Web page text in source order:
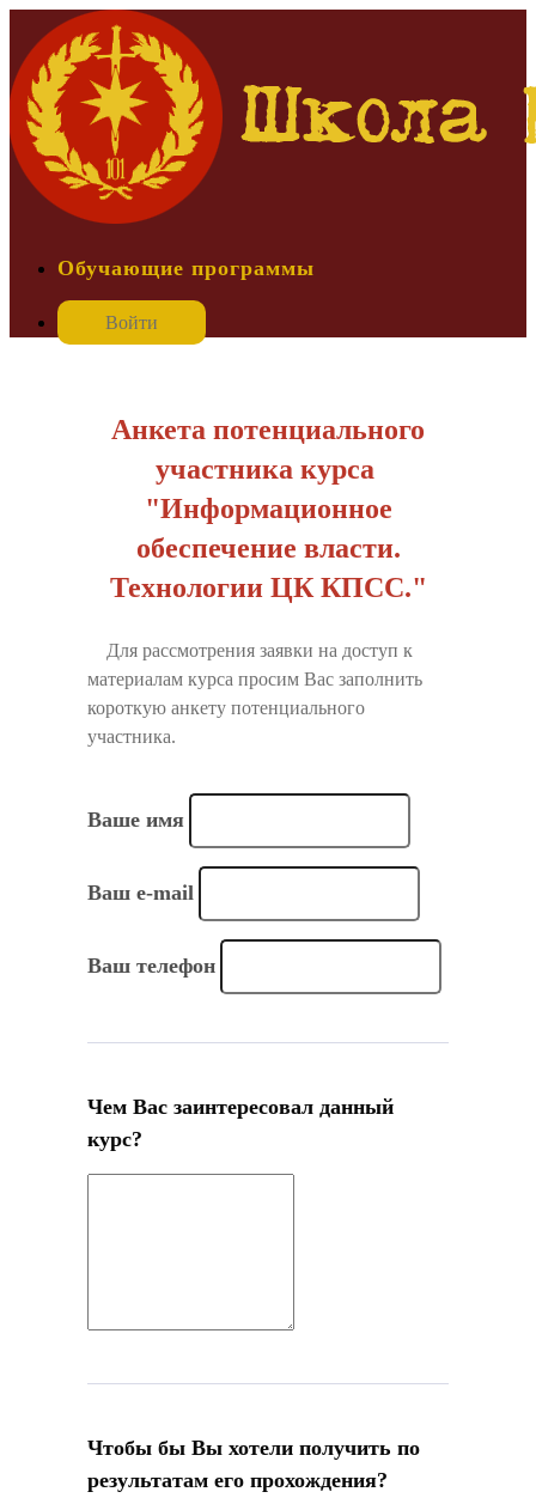
Обучающие программы
Войти
Анкета потенциального
участника курса
"Информационное
обеспечение власти.
Технологии ЦК КПСС."
Для рассмотрения заявки на доступ к
материалам курса просим Вас заполнить
короткую анкету потенциального
участника.
Ваше имя
Ваш e-mail
Ваш телефон
Чем Вас заинтересовал данный
курс?
Чтобы бы Вы хотели получить по
результатам его прохождения?